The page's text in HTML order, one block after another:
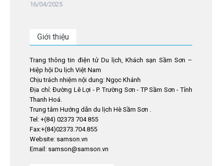
16/04/2025
Giới thiệu
Trang thông tin điện tử Du lịch, Khách sạn Sầm Sơn –
Hiệp hội Du lịch Việt Nam
Chịu trách nhiệm nội dung: Ngọc Khánh
Địa chỉ: Đường Lê Lợi - P. Trường Sơn - TP Sầm Sơn - Tỉnh
Thanh Hoá.
Trung tâm Hướng dẫn du lịch Hè Sầm Sơn .
Tel: +(84) 02373 704 855
Fax:+(84)02373.704.855
Website: samson.vn
Email: samson@samson.vn